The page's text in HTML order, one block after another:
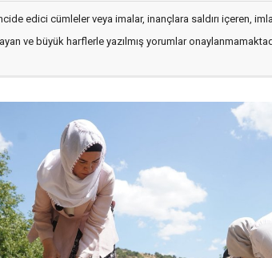
edici cümleler veya imalar, inançlara saldırı içeren,
ve büyük harflerle yazılmış yorumlar